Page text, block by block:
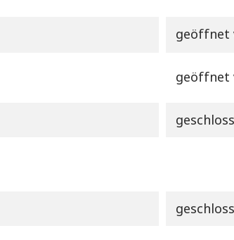
geöffnet
geöffnet